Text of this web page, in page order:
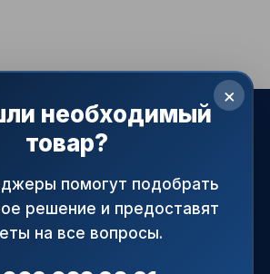
099 387-28-27
063 077-69-11
093 971-98-73
Контакты
Полная версия сайта
— официальный поставщик
×
необходимый
товар?
помогут подобрать
решение и предоставят
на все вопросы.